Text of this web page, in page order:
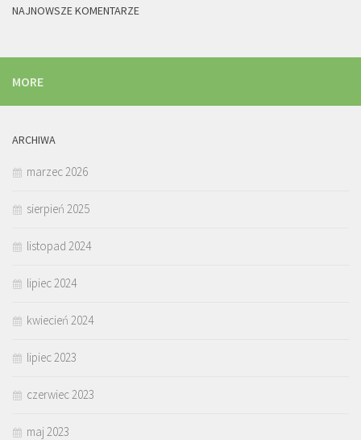
NAJNOWSZE KOMENTARZE
MORE
ARCHIWA
marzec 2026
sierpień 2025
listopad 2024
lipiec 2024
kwiecień 2024
lipiec 2023
czerwiec 2023
maj 2023